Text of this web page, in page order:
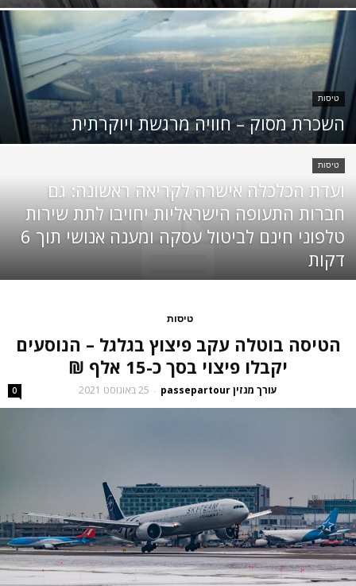
טיסות
השכרת מסוק – חוויה מרגשת ויוקרתית
טיסות
ועדת הכלכלה אישרה לקריאה ראשונה: גם
חברות התעופה הישראליות יחויבו לתת שירות
טלפוני חינם לביטול עסקה ומענה אנושי תוך 6
דקות
טיסות
הטיסה בוטלה עקב פיצוץ בגלגל – הנוסעים
יקבלו פיצוי בסך כ-15 אלף ₪
עורך מגזין passepartour - 25 באוגוסט 2021 0